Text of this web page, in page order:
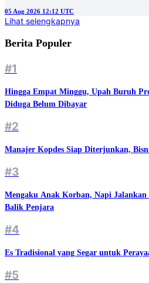
05 Aug 2026 12:12 UTC
Lihat selengkapnya
Berita Populer
#1
Hingga Empat Minggu, Upah Buruh
Diduga Belum Dibayar
#2
Manajer Kopdes Siap Diterjunkan,
#3
Mengaku Anak Korban, Napi
Balik Penjara
#4
Es Tradisional yang Segar untuk
#5